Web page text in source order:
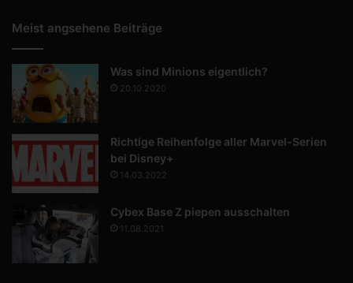
Meist angsehene Beiträge
Was sind Minions eigentlich?
20.10.2020
Richtige Reihenfolge aller Marvel-Serien
bei Disney+
14.03.2022
Cybex Base Z piepen ausschalten
11.08.2021